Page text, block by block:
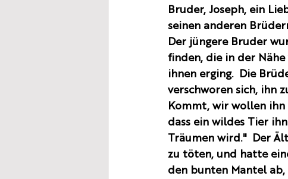
Bruder, Joseph, ein
seinen anderen
Der jüngere Bruder
finden, die in der
ihnen erging.  Die
verschworen sich, ihn
Kommt, wir wollen ihn
dass ein wildes Tier
Träumen wird."  Der
zu töten, und hatte
den bunten Mantel